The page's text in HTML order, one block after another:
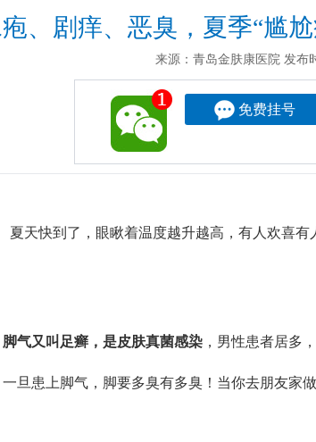
、剧痒、恶臭，夏季“尴
来源：青岛金肤康医院 发布
免费挂号
快到了，眼瞅着温度越升越高，有人欢喜有
脚气又叫足癣，是皮肤真菌感染 ，男性患者居多
患上脚气，脚要多臭有多臭！当你去朋友家做